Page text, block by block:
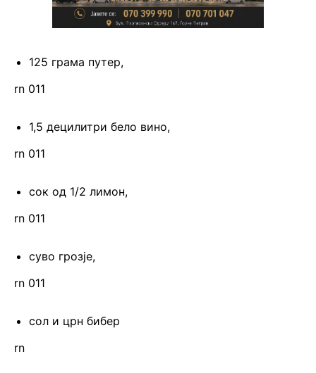
125 грама путер,
rn 011
1,5 децилитри бело вино,
rn 011
сок од 1/2 лимон,
rn 011
суво грозје,
rn 011
сол и црн бибер
rn